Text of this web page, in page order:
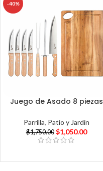
-40%
Juego de Asado 8 piezas
Parrilla, Patio y Jardin
$1,750.00 $1,050.00